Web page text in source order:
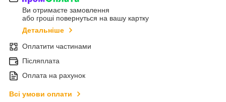
Ви отримаєте замовлення
або гроші повернуться на вашу картку
Детальніше
Оплатити частинами
Післяплата
Оплата на рахунок
Всі умови оплати